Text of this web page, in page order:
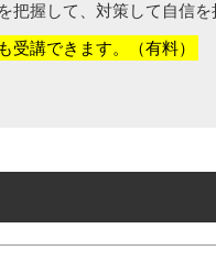
把握して、対策して自信
講できます。（有料）